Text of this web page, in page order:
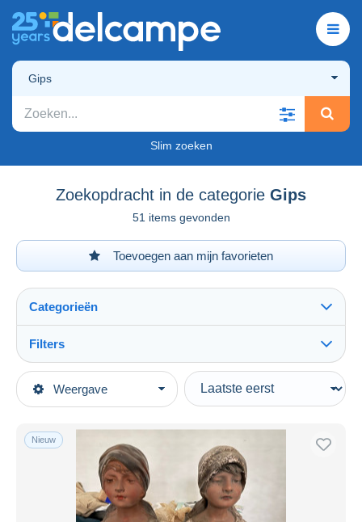
Gips
Slim zoeken
Zoekopdracht in de categorie Gips
51 items gevonden
Toevoegen aan mijn favorieten
Weergave
Categorieën
Topcategorieën
Sculpturen
Filters
Type verkopen
Actief
Vaste prijs
Veiling met biedingen
Veilingen zonder biedingen
Veilinghuizen
Verkocht
Nieuw